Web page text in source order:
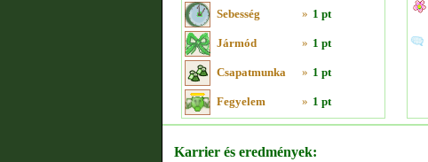
Sebesség » 1 pt
Jármód » 1 pt
Csapatmunka » 1 pt
Fegyelem » 1 pt
Karrier és eredmények: